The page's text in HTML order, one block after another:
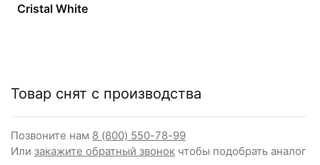
Cristal White
Товар снят с производства
Позвоните нам 8 (800) 550-78-99
Или закажите обратный звонок чтобы подобрать аналог